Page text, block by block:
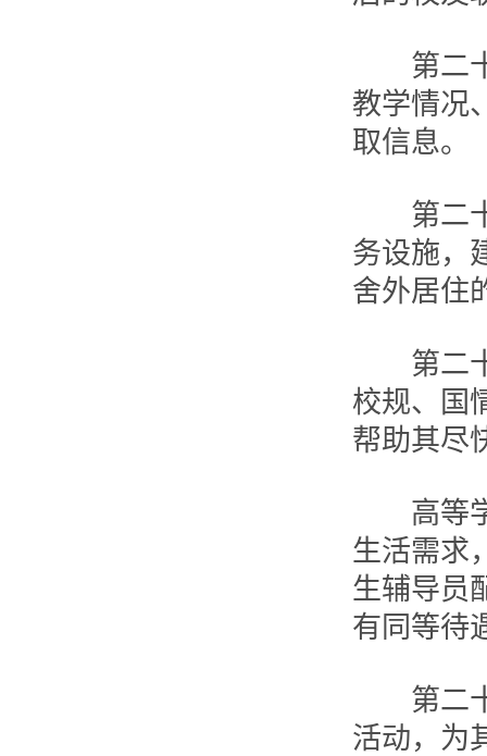
第二十
教学情况
取信息。
第二十
务设施，
舍外居住
第二十
校规、国
帮助其尽
高等学
生活需求
生辅导员
有同等待
第二十
活动，为